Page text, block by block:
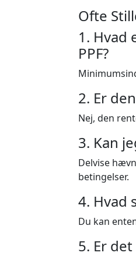
Ofte
1.
PPF?
2. Er
Nej, den
3. Kan
Delvise
betingelser.
4. Hvad
Du kan
5. Er